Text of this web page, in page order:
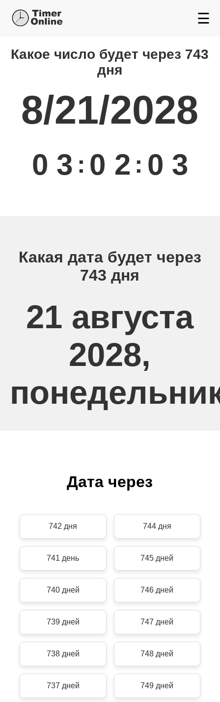
☰
Какой день будет через
Какое число будет через 743
дня
8/21/2028
0 3 : 0 2 : 0 3
Какая дата будет через
743 дня
21 августа
2028,
Дата через
742 дня 744 дня
741 день 745 дней
740 дней 746 дней
739 дней 747 дней
738 дней 748 дней
737 дней 749 дней